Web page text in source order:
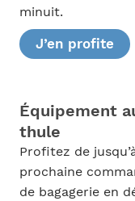
minuit.
J’en profite
Équipement
thule
Profitez de
prochaine
de bagagerie en